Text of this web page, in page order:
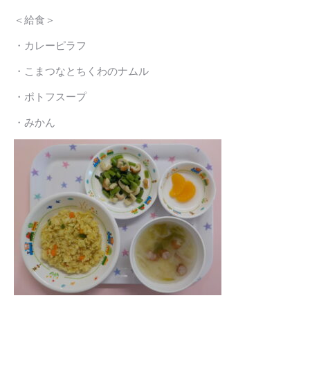
＜給食＞
・カレーピラフ
・こまつなとちくわのナムル
・ポトフスープ
・みかん